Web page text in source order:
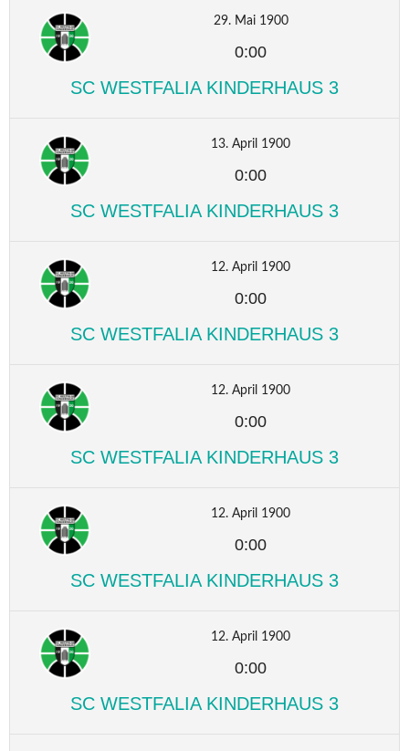
29. Mai 1900
0:00
SC WESTFALIA KINDERHAUS 3
13. April 1900
0:00
SC WESTFALIA KINDERHAUS 3
12. April 1900
0:00
SC WESTFALIA KINDERHAUS 3
12. April 1900
0:00
SC WESTFALIA KINDERHAUS 3
12. April 1900
0:00
SC WESTFALIA KINDERHAUS 3
12. April 1900
0:00
SC WESTFALIA KINDERHAUS 3